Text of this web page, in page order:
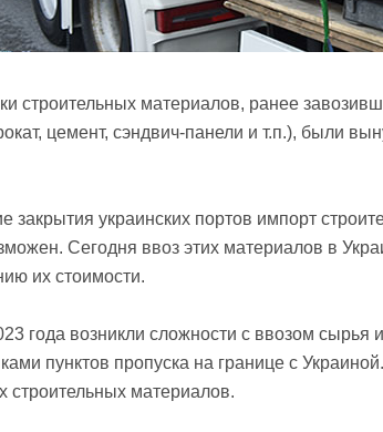
строительных материалов, ранее
цемент, сэндвич-панели и т.п.), были
закрытия украинских портов импорт
Сегодня ввоз этих материалов в
их стоимости.
года возникли сложности с ввозом
пунктов пропуска на границе с
строительных материалов.